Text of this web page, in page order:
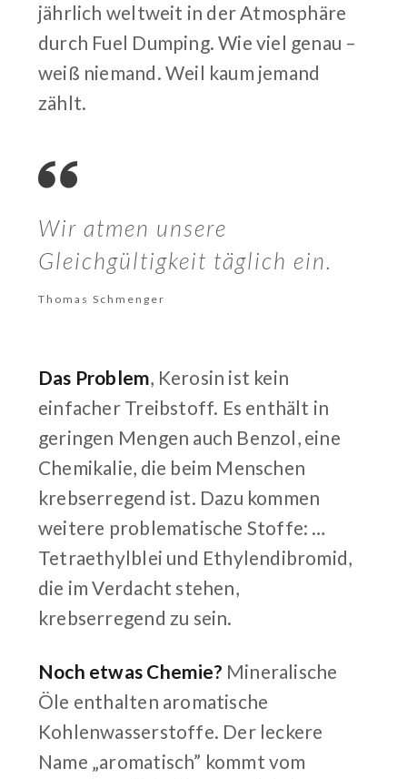
jährlich weltweit in der Atmosphäre
durch Fuel Dumping. Wie viel genau –
weiß niemand. Weil kaum jemand
zählt.
Wir atmen unsere
Gleichgültigkeit täglich ein.
Thomas Schmenger
Das Problem, Kerosin ist kein
einfacher Treibstoff. Es enthält in
geringen Mengen auch Benzol, eine
Chemikalie, die beim Menschen
krebserregend ist. Dazu kommen
weitere problematische Stoffe: …
Tetraethylblei und Ethylendibromid,
die im Verdacht stehen,
krebserregend zu sein.
Noch etwas Chemie? Mineralische
Öle enthalten aromatische
Kohlenwasserstoffe. Der leckere
Name „aromatisch” kommt vom